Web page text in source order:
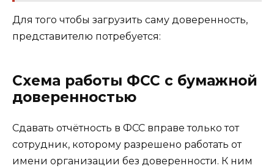
Для того чтобы загрузить саму доверенность,
представителю потребуется:
Схема работы ФСС с бумажной
доверенностью
Сдавать отчётность в ФСС вправе только тот
сотрудник, которому разрешено работать от
имени организации без доверенности. К ним